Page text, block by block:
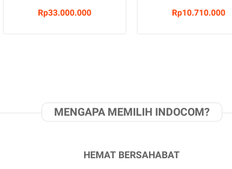
Rp33.000.000
Rp10.710.000
MENGAPA MEMILIH INDOCOM?
HEMAT BERSAHABAT